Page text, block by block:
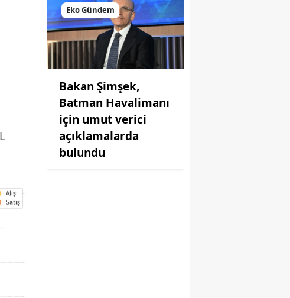
Eko Gündem
Bakan Şimşek,
Batman Havalimanı
için umut verici
açıklamalarda
bulundu